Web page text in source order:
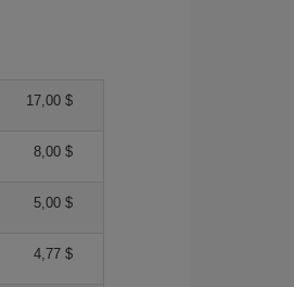
17,00 $
8,00 $
5,00 $
4,77 $